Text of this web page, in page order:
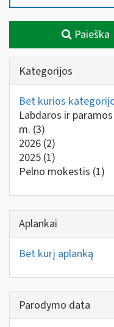
Paieška
Kategorijos
Bet kurios
Labdaros ir
m. (3)
2026 (2)
2025 (1)
Pelno mokestis (1)
Aplankai
Bet kurį aplanką
Parodymo data